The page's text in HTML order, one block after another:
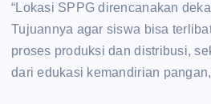
‎“Lokasi SPPG direncanakan
Tujuannya agar siswa bisa
proses produksi dan distribusi,
dari edukasi kemandirian